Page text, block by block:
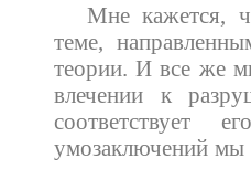
Мне кажется,
теме,
теории. И все же
влечении к
соответствует
умозаключений мы